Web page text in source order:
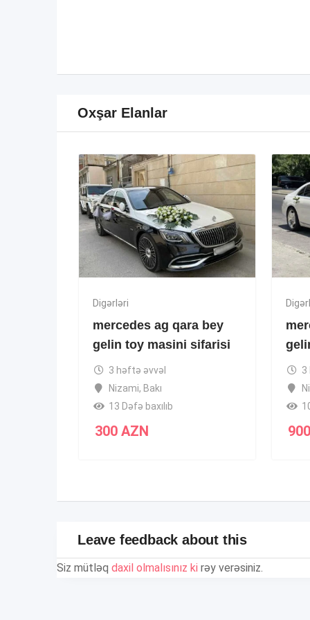
Oxşar Elanlar
Digərləri
mercedes ag qara bey
gelin toy masini sifarisi
3 həftə əvvəl
Nizami, Bakı
13 Dəfə baxılıb
300 AZN
3
Leave feedback about this
Siz mütləq daxil olmalısınız ki rəy verəsiniz.